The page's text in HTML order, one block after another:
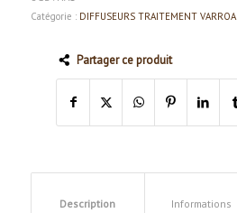
Catégorie : DIFFUSEURS TRAITEMENT VARROA
Partager ce produit
Description
Informations